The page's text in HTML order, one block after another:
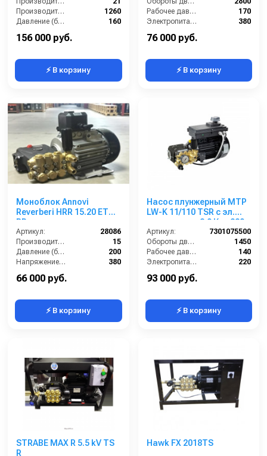
Производительность (л/ч):
1260
Давление (бар):
160
156 000 руб.
⚡ В корзину
Рабочее давление (бар):
170
Электропитание (В):
380
Мощность (кВт):
76 000 руб.
⚡ В корзину
Моноблок Annovi
Reverberi HRR 15.20 ET
BP
Артикул:
28086
Производительность (л/мин):
15
Давление (бар):
200
Напряжение (В):
380
Мощность (кВт):
66 000 руб.
⚡ В корзину
Насос плунжерный MTP
LW-K 11/110 TSR с эл.
двигателем 2,9 Квт 220
В
Артикул:
7301075500
Обороты двигателя (об/мин):
1450
Рабочее давление (бар):
140
Электропитание (В):
220
Мощность (кВт):
93 000 руб.
⚡ В корзину
STRABE MAX R 5.5 kV TS
R
Hawk FX 2018TS